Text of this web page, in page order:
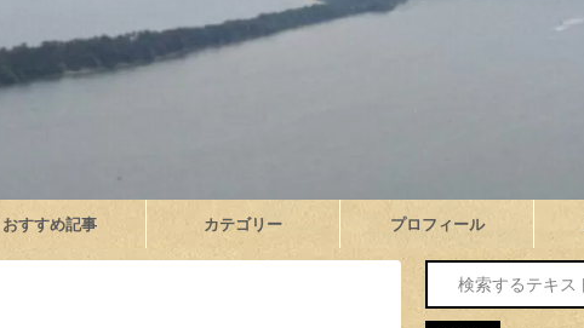
おすすめ記事 カテゴリー プロフィール